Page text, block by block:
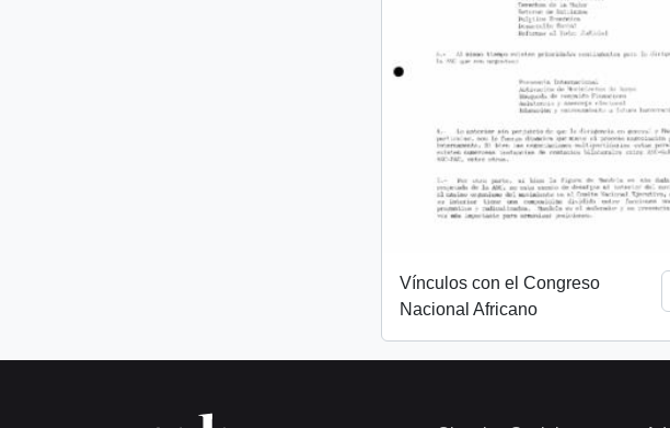
Vínculos con el Congreso
Nacional Africano